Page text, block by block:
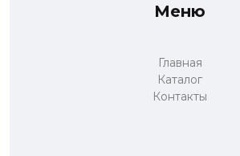
Меню
Главная
Каталог
Контакты